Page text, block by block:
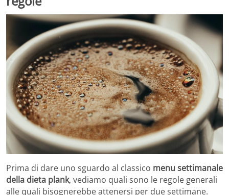
Prima di dare uno sguardo al classico menu settimanale
della dieta plank, vediamo quali sono le regole generali
alle quali bisognerebbe attenersi per due settimane.